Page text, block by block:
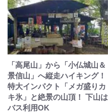
「高尾山」から「小仏城山＆
景信山」へ縦走ハイキング！
特大インパクト「メガ盛りカ
キ氷」と絶景の山頂！ 下山は
バス利用OK